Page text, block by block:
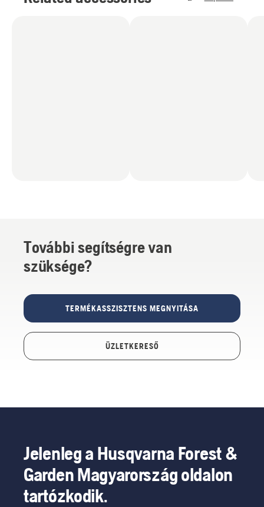
További segítségre van
szüksége?
TERMÉKASSZISZTENS MEGNYITÁSA
ÜZLETKERESŐ
Jelenleg a Husqvarna Forest &
Garden Magyarország oldalon
tartózkodik.